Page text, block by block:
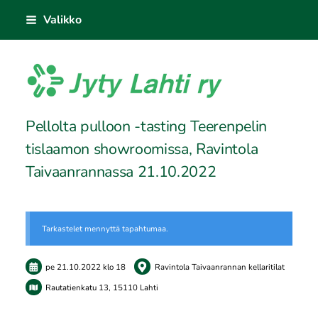
sisältöön
Valikko
Jyty Lahti ry
Pellolta pulloon -tasting Teerenpelin
tislaamon showroomissa, Ravintola
Taivaanrannassa 21.10.2022
Tarkastelet mennyttä tapahtumaa.
pe 21.10.2022klo 18
Ravintola Taivaanrannan kellaritilat
Rautatienkatu 13, 15110 Lahti